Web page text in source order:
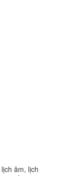
âm, lịch